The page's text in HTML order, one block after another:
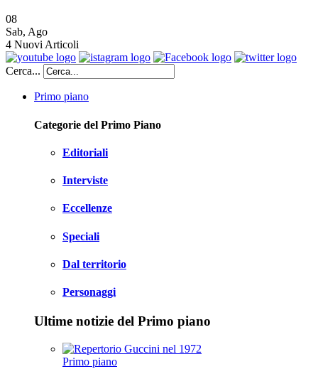
08
Sab, Ago
4 Nuovi Articoli
Cerca...
Primo piano
Categorie del Primo Piano
Editoriali
Interviste
Eccellenze
Speciali
Dal territorio
Personaggi
Ultime notizie del Primo piano
Primo piano